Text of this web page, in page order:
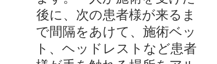
後に、次の患者様が来るま
で間隔をあけて、施術ベッ
ト、ヘッドレストなど患者